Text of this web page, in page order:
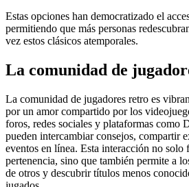
Estas opciones han democratizado el
permitiendo que más personas
vez estos clásicos atemporales.
La comunidad de
La comunidad de jugadores retro es
por un amor compartido por los
foros, redes sociales y plataformas como
pueden intercambiar consejos, compartir
eventos en línea. Esta interacción no solo
pertenencia, sino que también permite a
de otros y descubrir títulos menos